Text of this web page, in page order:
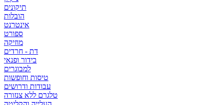
תיקונים
הובלות
אינטרנט
ספורט
מוזיקה
דת - חרדים
בידור ופנאי
למבוגרים
טיסות וחופשות
עבודות ודרושים
טלגרם ללא צנזורה